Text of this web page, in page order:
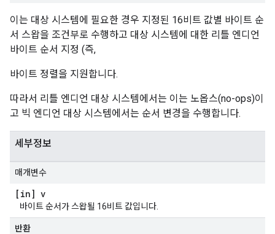
이는 대상 시스템에 필요한 경우 지정된 16비트 값별 바이트 순
서 스왑을 조건부로 수행하고 대상 시스템에 대한 리틀 엔디언
바이트 순서 지정 (즉,
바이트 정렬을 지원합니다.
따라서 리틀 엔디언 대상 시스템에서는 이는 노옵스(no-ops)이
고 빅 엔디언 대상 시스템에서는 순서 변경을 수행합니다.
세부정보
매개변수
[in] v
바이트 순서가 스왑될 16비트 값입니다.
반환